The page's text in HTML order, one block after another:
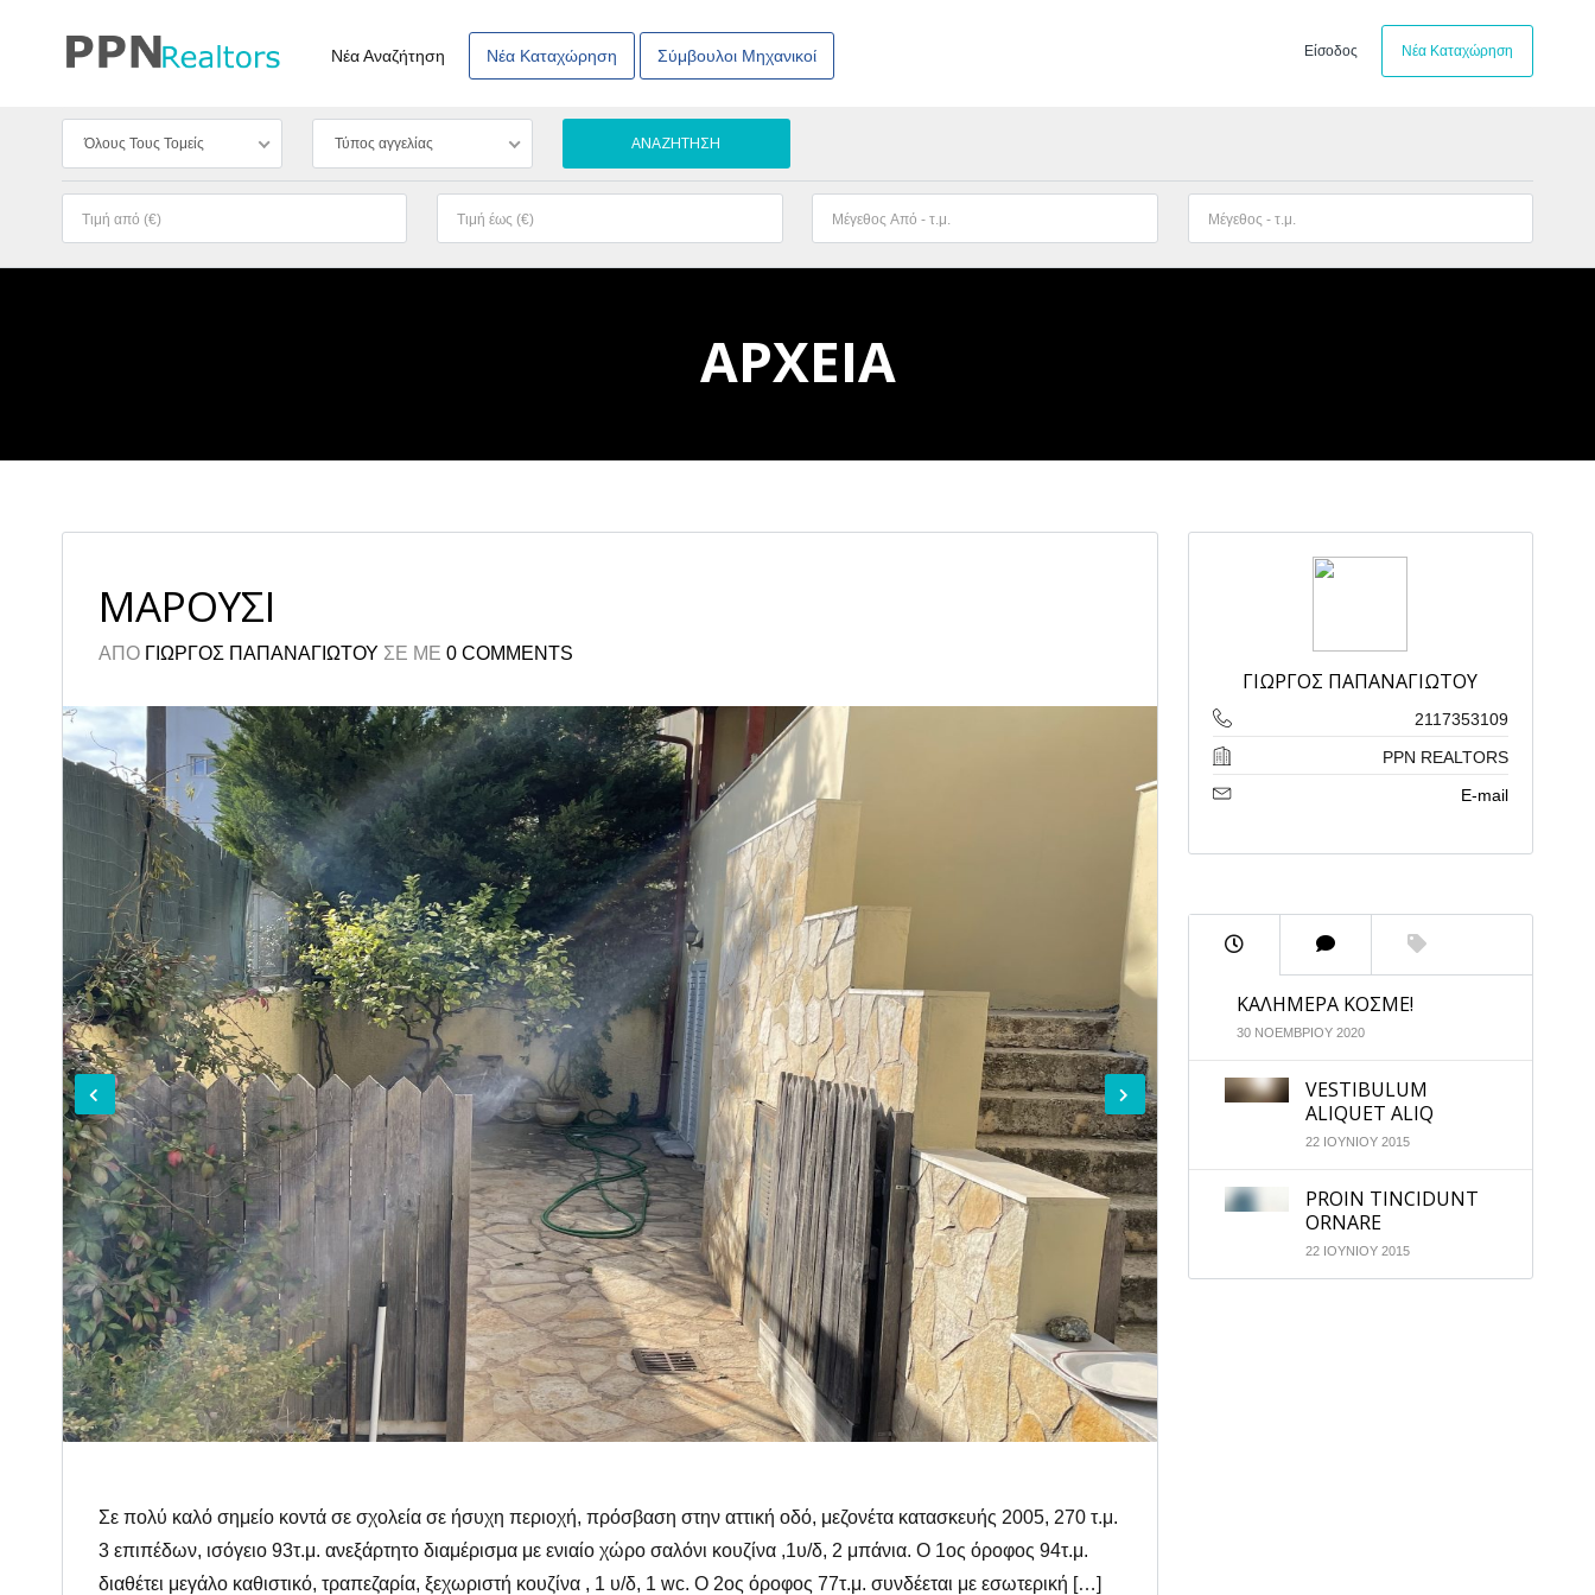
Συνδεθείτε
Όνομα χρήστη
Κωδικό πρόσβασης
ΕΙΣΟΔΟΣ
Χάσατε τον κωδικό σας;
Νέα Αναζήτηση Νέα Καταχώρηση Σύμβουλοι Μηχανικοί Είσοδος Νέα Καταχώρηση
Όλους Τους Τομείς Τύπος αγγελίας
ΑΡΧΕΙΑ
ΜΑΡΟΥΣΙ
ΑΠΟ ΓΙΩΡΓΟΣ ΠΑΠΑΝΑΓΙΩΤΟΥ ΣΕ ΜΕ 0 COMMENTS
Σε πολύ καλό σημείο κοντά σε σχολεία σε ήσυχη περιοχή, πρόσβαση στην αττική οδό, μεζονέτα κατασκευής 2005, 270 τ.μ.
3 επιπέδων, ισόγειο 93τ.μ. ανεξάρτητο διαμέρισμα με ενιαίο χώρο σαλόνι κουζίνα ,1υ/δ, 2 μπάνια. Ο 1ος όροφος 94τ.μ.
διαθέτει μεγάλο καθιστικό, τραπεζαρία, ξεχωριστή κουζίνα , 1 υ/δ, 1 wc. Ο 2ος όροφος 77τ.μ. συνδέεται με εσωτερική […]
ΓΙΩΡΓΟΣ ΠΑΠΑΝΑΓΙΩΤΟΥ
2117353109
PPN REALTORS
E-mail
ΚΑΛΗΜΕΡΑ ΚΟΣΜΕ!
30 ΝΟΕΜΒΡΙΟΥ 2020
VESTIBULUM
ALIQUET ALIQ
22 ΙΟΥΝΙΟΥ 2015
PROIN TINCIDUNT
ORNARE
22 ΙΟΥΝΙΟΥ 2015